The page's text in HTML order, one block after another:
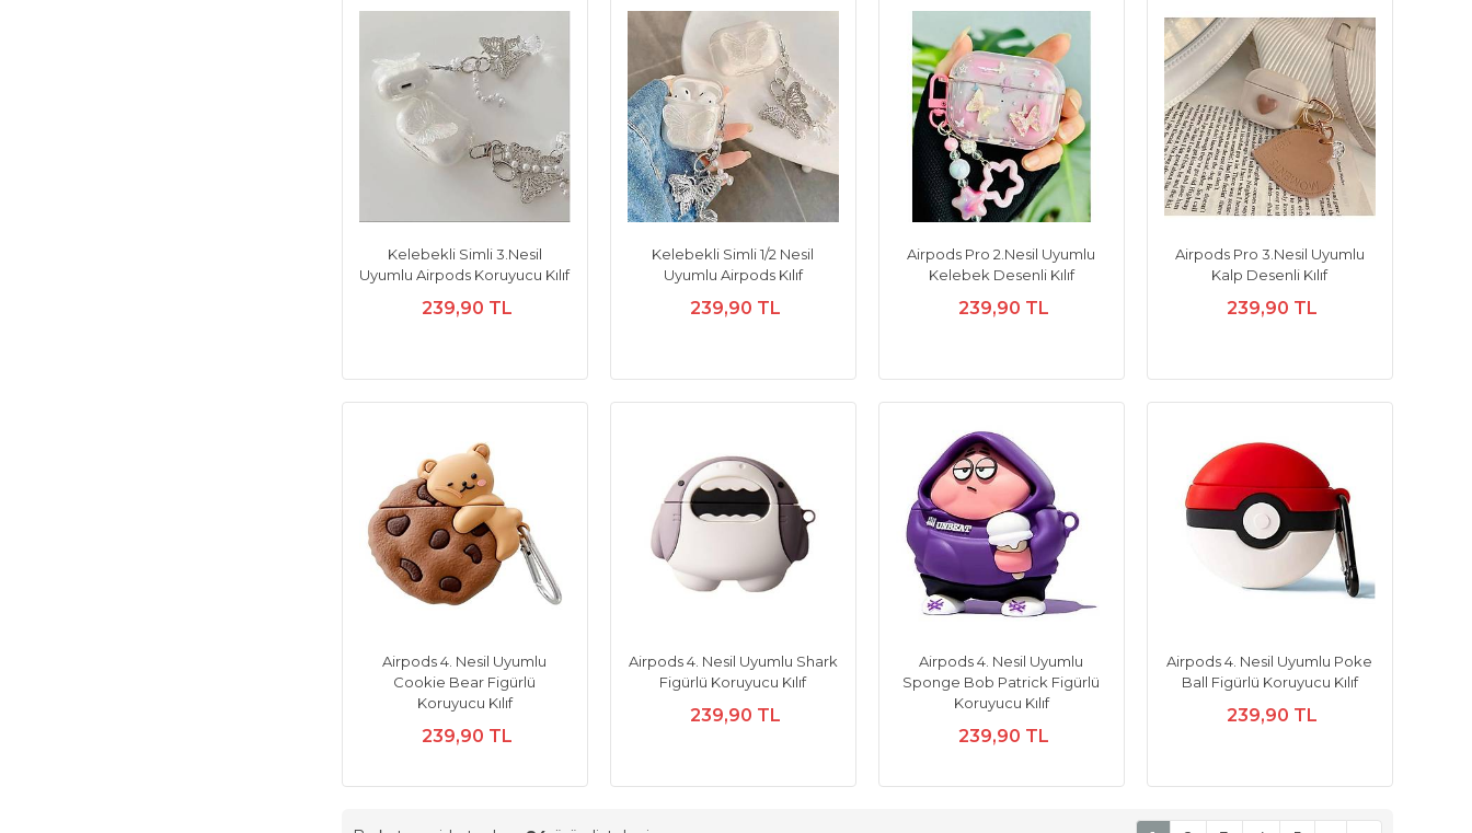
Kelebekli Simli 3.Nesil
Uyumlu Airpods Koruyucu Kılıf
239,90 TL
Kelebekli Simli 1/2 Nesil
Uyumlu Airpods Kılıf
239,90 TL
Airpods Pro 2.Nesil Uyumlu
Kelebek Desenli Kılıf
239,90 TL
Airpods Pro 3.Nesil Uyumlu
Kalp Desenli Kılıf
239,90 TL
Airpods 4. Nesil Uyumlu
Cookie Bear Figürlü
Koruyucu Kılıf
239,90 TL
Airpods 4. Nesil Uyumlu Shark
Figürlü Koruyucu Kılıf
239,90 TL
Airpods 4. Nesil Uyumlu
Sponge Bob Patrick Figürlü
Koruyucu Kılıf
239,90 TL
Airpods 4. Nesil Uyumlu Poke
Ball Figürlü Koruyucu Kılıf
239,90 TL